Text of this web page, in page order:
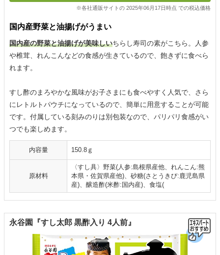
※各社通販サイトの 2025年06月17日時点 での税込価格
国内産野菜と油揚げがうまい
国内産の野菜と油揚げが美味しいちらし寿司の素がこちら。人参
や椎茸、れんこんなどの食感が生きているので、飽きずに食べら
れます。
すし酢のまろやかな風味がお子さまにも食べやすく人気で、さら
にレトルトパウチになっているので、簡単に用意することが可能
です。付属している刻みのりは別包装なので、パリパリ食感がい
つでも楽しめます。
内容量 150.8ｇ
原材料
〈すし具〉野菜(人参:島根県産他、れんこん:熊
本県・佐賀県産他)、砂糖(さとうきび:鹿児島県
産)、醸造酢(米酢:国内産)、食塩(
永谷園『すし太郎 黒酢入り 4人前』